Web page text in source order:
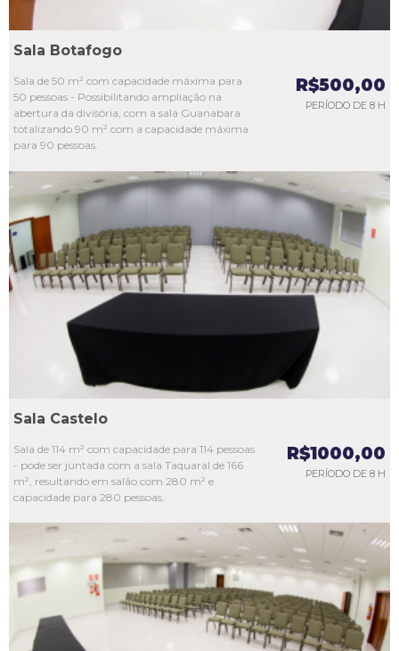
Sala Botafogo
Sala de 50 m² com capacidade máxima para
50 pessoas - Possibilitando ampliação na
abertura da divisória, com a sala Guanabara
totalizando 90 m² com a capacidade máxima
para 90 pessoas.
R$500,00
PERÍODO DE 8 H
L2
L3
L4
Sala Castelo
Sala de 114 m² com capacidade para 114 pessoas
- pode ser juntada com a sala Taquaral de 166
m², resultando em salão com 280 m² e
capacidade para 280 pessoas.
R$1000,00
PERÍODO DE 8 H
L3
L4